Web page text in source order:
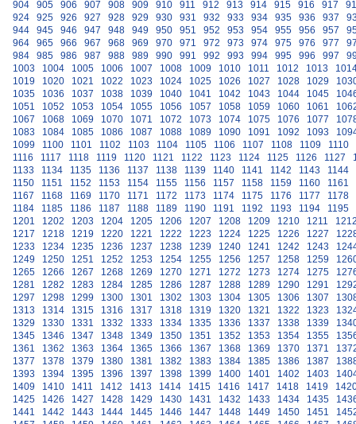
904 905 906 907 908 909 910 911 912 913 914 915 916 917
924
925 926 927 928 929 930 931 932 933 934 935 936 937
944
945 946 947 948 949 950 951 952 953 954 955 956 957
964
965 966 967 968 969 970 971 972 973 974 975 976 977
984
985 986 987 988 989 990 991 992 993 994 995 996 997
1003
1004 1005 1006 1007 1008 1009 1010 1011 1012 1013
1019
1020 1021 1022 1023 1024 1025 1026 1027 1028 1029
1035
1036 1037 1038 1039 1040 1041 1042 1043 1044 1045
1051
1052 1053 1054 1055 1056 1057 1058 1059 1060 1061
1067
1068 1069 1070 1071 1072 1073 1074 1075 1076 1077
1083
1084 1085 1086 1087 1088 1089 1090 1091 1092 1093
1099
1100 1101 1102 1103 1104 1105 1106 1107 1108 1109
1110
1116
1117 1118 1119 1120 1121 1122 1123 1124 1125 1126 1127
1133
1134 1135 1136 1137 1138 1139 1140 1141 1142 1143
1144
1150
1151 1152 1153 1154 1155 1156 1157 1158 1159 1160
1161
1167
1168 1169 1170 1171 1172 1173 1174 1175 1176 1177
1178
1184
1185 1186 1187 1188 1189 1190 1191 1192 1193 1194
1195
1201
1202 1203 1204 1205 1206 1207 1208 1209 1210 1211
1217
1218 1219 1220 1221 1222 1223 1224 1225 1226 1227
1233
1234 1235 1236 1237 1238 1239 1240 1241 1242 1243
1249
1250 1251 1252 1253 1254 1255 1256 1257 1258 1259
1265
1266 1267 1268 1269 1270 1271 1272 1273 1274 1275
1281
1282 1283 1284 1285 1286 1287 1288 1289 1290 1291
1297
1298 1299 1300 1301 1302 1303 1304 1305 1306 1307
1313
1314 1315 1316 1317 1318 1319 1320 1321 1322 1323
1329
1330 1331 1332 1333 1334 1335 1336 1337 1338 1339
1345
1346 1347 1348 1349 1350 1351 1352 1353 1354 1355
1361
1362 1363 1364 1365 1366 1367 1368 1369 1370 1371
1377
1378 1379 1380 1381 1382 1383 1384 1385 1386 1387
1393
1394 1395 1396 1397 1398 1399 1400 1401 1402 1403
1409
1410 1411 1412 1413 1414 1415 1416 1417 1418 1419
1425
1426 1427 1428 1429 1430 1431 1432 1433 1434 1435
1441
1442 1443 1444 1445 1446 1447 1448 1449 1450 1451